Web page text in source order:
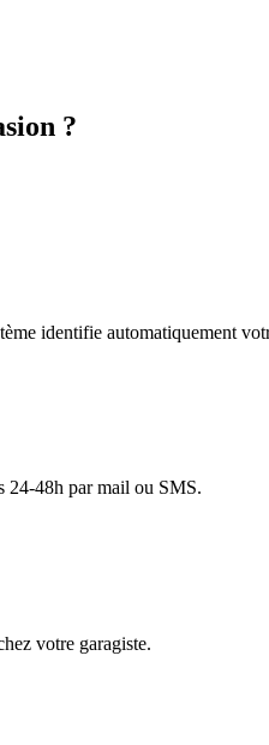
?
identifie automatiquement
24-48h par mail ou SMS.
votre garagiste.